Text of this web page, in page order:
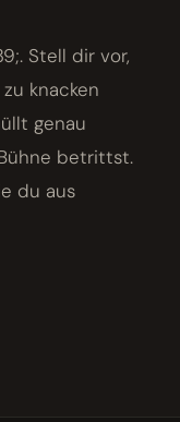
Stell dir vor,
knacken
genau
betrittst.
du aus